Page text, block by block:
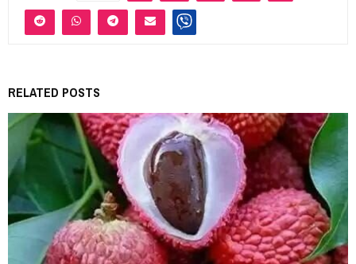
RELATED POSTS